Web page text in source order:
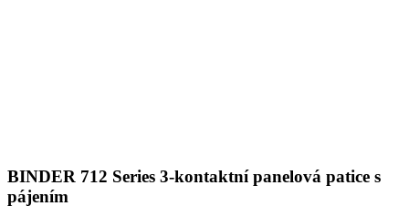
BINDER 712 Series 3-kontaktní panelová patice s
pájením